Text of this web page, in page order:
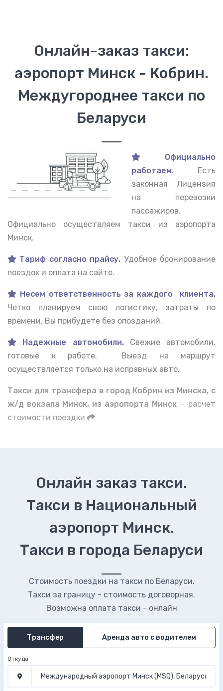
Онлайн-заказ такси:
аэропорт Минск - Кобрин.
Междугороднее такси по
Беларуси
Официально
работаем.
Есть
законная Лицензия
на перевозки
пассажиров.
Официально осуществляем такси из аэропорта
Минск.
Тариф согласно прайсу. Удобное бронирование
поездок и оплата на сайте.
Несем ответственность за каждого клиента.
Четко планируем свою логистику, затраты по
времени. Вы прибудете без опозданий.
Надежные автомобили. Свежие автомобили,
готовые к работе. Выезд на маршрут
осуществляется только на исправных авто.
Такси для трансфера в город Кобрин из Минска, с
ж/д вокзала Минск, из аэропорта Минск— расчет
стоимости поездки
Онлайн заказ такси.
Такси в Национальный
аэропорт Минск.
Такси в города Беларуси
Стоимость поездки на такси по Беларуси.
Такси за границу - стоимость договорная.
Возможна оплата такси - онлайн
Трансфер Аренда авто с водителем
Откуда